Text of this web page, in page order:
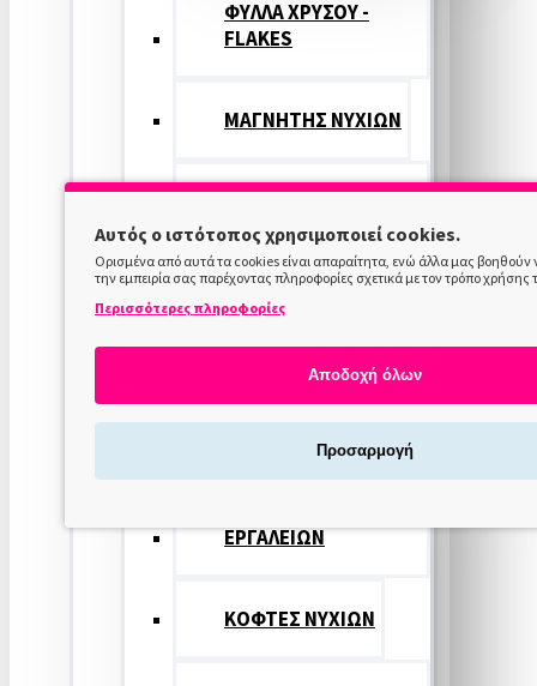
ΦΥΛΛΑ ΧΡΥΣΟΥ -
FLAKES
ΜΑΓΝΗΤΗΣ ΝΥΧΙΩΝ
ΑΕΡΟΓΡΑΦΟΥ
ΝΥΧΙΩΝ
ΕΡΓΑΛΕΙΑ ΝΥΧΙΩΝ-ΛΙΜΕΣ
PUSHER ΕΠΩΝΥΧΙΩΝ
ΕΡΓΑΛΕΙΩΝ
ΚΟΦΤΕΣ ΝΥΧΙΩΝ
Αυτός ο ιστότοπος χρησιμοποιεί cookies.
Ορισμένα από αυτά τα cookies είναι απαραίτητα, ενώ άλλα μας βοηθούν
την εμπειρία σας παρέχοντας πληροφορίες σχετικά με τον τρόπο χρήσης
Περισσότερες πληροφορίες
Αποδοχή όλων
Προσαρμογή